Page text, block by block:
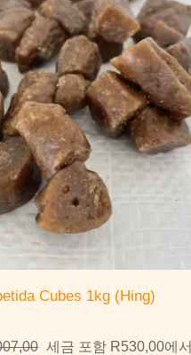
Cubes 1kg (Hing)
세금 포함 R530,00에서